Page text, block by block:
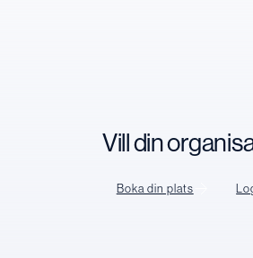
Vill din
Boka din plats